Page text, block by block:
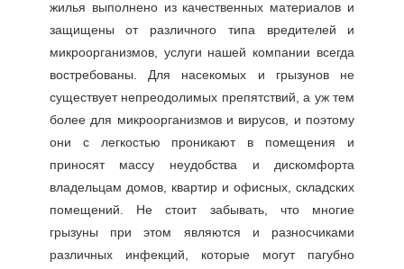
жилья выполнено из качественных материалов и
защищены от различного типа вредителей и
микроорганизмов, услуги нашей компании всегда
востребованы. Для насекомых и грызунов не
существует непреодолимых препятствий, а уж тем
более для микроорганизмов и вирусов, и поэтому
они с легкостью проникают в помещения и
приносят массу неудобства и дискомфорта
владельцам домов, квартир и офисных, складских
помещений. Не стоит забывать, что многие
грызуны при этом являются и разносчиками
различных инфекций, которые могут пагубно